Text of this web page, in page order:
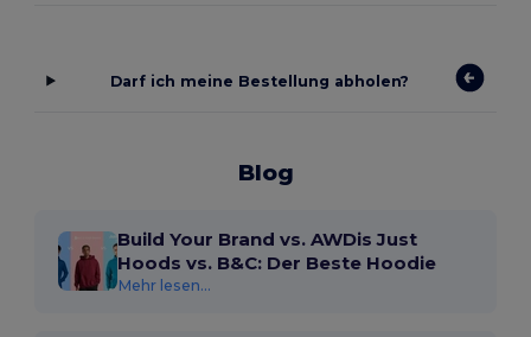
Darf ich meine Bestellung abholen?
Blog
Build Your Brand vs. AWDis Just
Hoods vs. B&C: Der Beste Hoodie
Mehr lesen...